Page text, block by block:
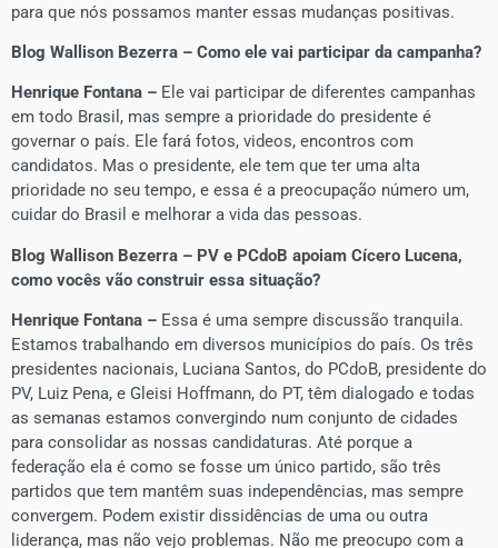
para que nós possamos manter essas mudanças positivas.
Blog Wallison Bezerra – Como ele vai participar da campanha?
Henrique Fontana – Ele vai participar de diferentes campanhas
em todo Brasil, mas sempre a prioridade do presidente é
governar o país. Ele fará fotos, videos, encontros com
candidatos. Mas o presidente, ele tem que ter uma alta
prioridade no seu tempo, e essa é a preocupação número um,
cuidar do Brasil e melhorar a vida das pessoas.
Blog Wallison Bezerra – PV e PCdoB apoiam Cícero Lucena,
como vocês vão construir essa situação?
Henrique Fontana – Essa é uma sempre discussão tranquila.
Estamos trabalhando em diversos municípios do país. Os três
presidentes nacionais, Luciana Santos, do PCdoB, presidente do
PV, Luiz Pena, e Gleisi Hoffmann, do PT, têm dialogado e todas
as semanas estamos convergindo num conjunto de cidades
para consolidar as nossas candidaturas. Até porque a
federação ela é como se fosse um único partido, são três
partidos que tem mantêm suas independências, mas sempre
convergem. Podem existir dissidências de uma ou outra
liderança, mas não vejo problemas. Não me preocupo com a